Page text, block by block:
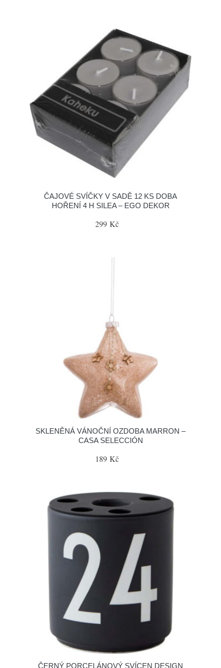
ČAJOVÉ SVÍČKY V SADĚ 12 KS DOBA
HOŘENÍ 4 H SILEA – EGO DEKOR
299 Kč
SKLENĚNÁ VÁNOČNÍ OZDOBA MARRON –
CASA SELECCIÓN
189 Kč
ČERNÝ PORCELÁNOVÝ SVÍCEN DESIGN